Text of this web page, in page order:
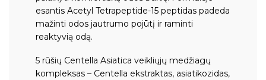
esantis Acetyl Tetrapeptide-15 peptidas padeda
mažinti odos jautrumo pojūtį ir raminti
reaktyvią odą.
5 rūšių Centella Asiatica veikliųjų medžiagų
kompleksas – Centella ekstraktas, asiatikozidas,